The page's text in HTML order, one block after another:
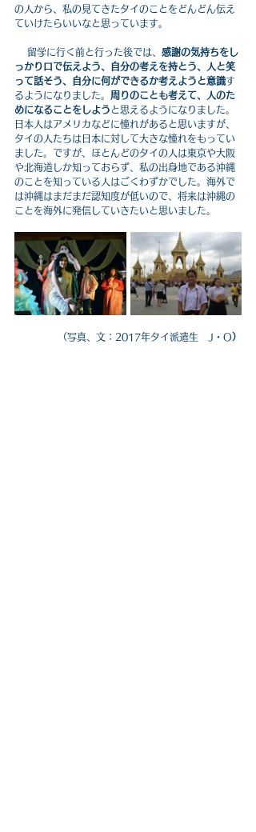
の人から、私の見てきたタイのことをどんどん伝え
ていけたらいいなと思っています。
留学に行く前と行った後では、 感謝の気持ちをし
っかり口で伝えよう、自分の考えを持とう、人と笑
って話そう、自分に何ができるか考えようと意識す
るようになりました。 周りのことも考えて、人のた
めになることをしようと思えるようになりました。
日本人はアメリカなどに憧れがあると思いますが、
タイの人たちは日本に対して大きな憧れをもってい
ました。ですが、ほとんどのタイの人は東京や大阪
や北海道しか知っておらず、私の出身地である沖縄
のことを知っている人はごくわずかでした。海外で
は沖縄はまだまだ認知度が低いので、将来は沖縄の
ことを海外に発信していきたいと思いました。
（写真、文：2017年タイ派遣生　J・O ）